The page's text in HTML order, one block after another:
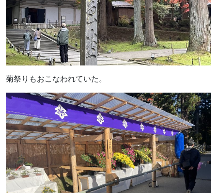
菊祭りもおこなわれていた。